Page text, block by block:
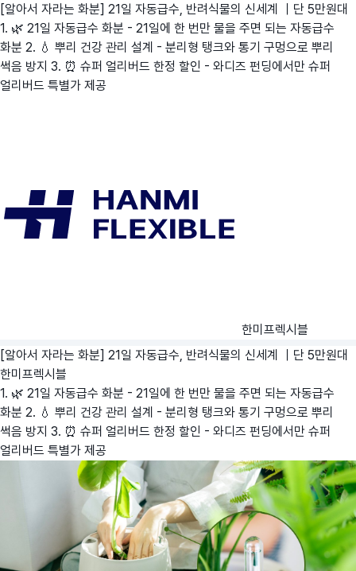
[알아서 자라는 화분] 21일 자동급수, 반려식물의 신세계 ｜단 5만원대
1. 🌿 21일 자동급수 화분 - 21일에 한 번만 물을 주면 되는 자동급수
화분 2. 💧 뿌리 건강 관리 설계 - 분리형 탱크와 통기 구멍으로 뿌리
썩음 방지 3. ⏰ 슈퍼 얼리버드 한정 할인 - 와디즈 펀딩에서만 슈퍼
얼리버드 특별가 제공
한미프렉시블
[알아서 자라는 화분] 21일 자동급수, 반려식물의 신세계 ｜단 5만원대
한미프렉시블
1. 🌿 21일 자동급수 화분 - 21일에 한 번만 물을 주면 되는 자동급수
화분 2. 💧 뿌리 건강 관리 설계 - 분리형 탱크와 통기 구멍으로 뿌리
썩음 방지 3. ⏰ 슈퍼 얼리버드 한정 할인 - 와디즈 펀딩에서만 슈퍼
얼리버드 특별가 제공